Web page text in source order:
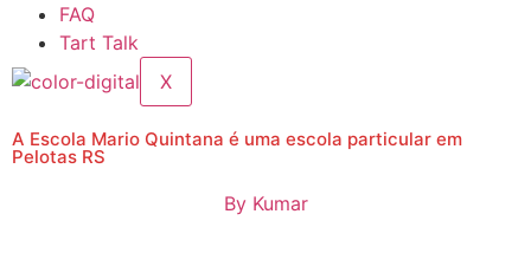
FAQ
Tart Talk
X
A Escola Mario Quintana é uma escola particular em
Pelotas RS
ByKumar